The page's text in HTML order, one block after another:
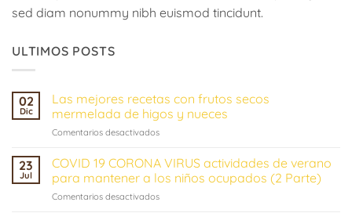
sed diam nonummy nibh euismod tincidunt.
ULTIMOS POSTS
02
Dic
Las mejores recetas con frutos secos
mermelada de higos y nueces
Comentarios desactivadosen
mejores
recetas
con
frutos
23
Jul
COVID 19 CORONA VIRUS actividades de verano
para mantener a los niños ocupados (2 Parte)
Comentarios desactivadosen